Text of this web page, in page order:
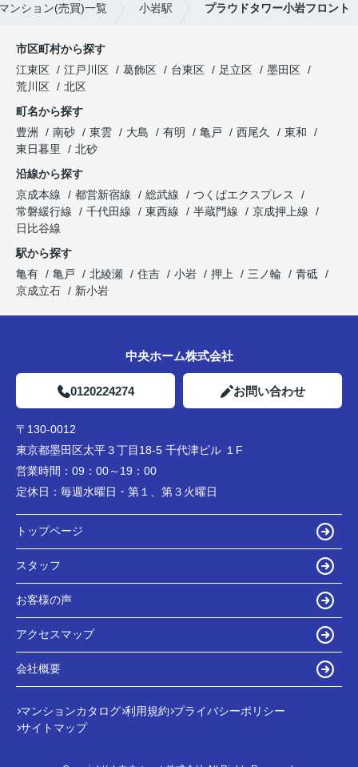
ンション(売買)一覧 小岩駅 プラウドタワー小岩フロント
市区町村から探す
江東区
江戸川区 葛飾区 台東区 足立区
墨田区
荒川区
北区
町名から探す
豊洲
南砂 東雲 大島 有明 亀戸 西尾久
東和
東日暮里
北砂
沿線から探す
京成本線
都営新宿線 総武線
つくばエクスプレス
常磐緩行線
千代田線 東西線 半蔵門線
京成押上線
日比谷線
駅から探す
亀有
亀戸 北綾瀬 住吉 小岩 押上 三ノ輪
青砥
京成立石
新小岩
中央ホーム株式会社
0120224274 お問い合わせ
〒130-0012
東京都墨田区太平３丁目18-5 千代津ビル １F
営業時間： 09：00～19：00
定休日： 毎週水曜日・第１、第３火曜日
トップページ
スタッフ
お客様の声
アクセスマップ
会社概要
マンションカタログ 利用規約 プライバシーポリシー
サイトマップ